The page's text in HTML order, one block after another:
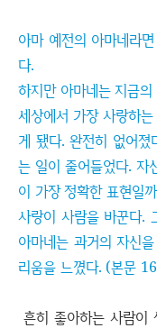
아마 예전의 아마네라
다.
하지만 아마네는 지금
세상에서 가장 사랑하
게 됐다. 완전히 없어
는 일이 줄어들었다. 자
이 가장 정확한 표현일
사랑이 사람을 바꾼다.
아마네는 과거의 자신
리움을 느꼈다. (본문
흔히 좋아하는 사람이